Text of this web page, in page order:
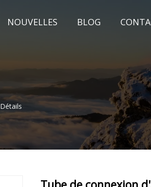
NOUVELLES BLOG
Détails